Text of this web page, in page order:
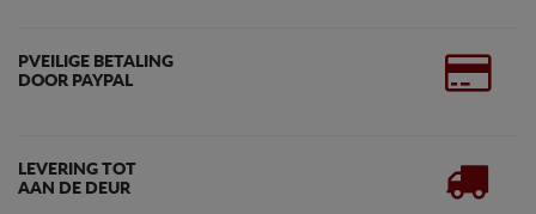
PVEILIGE BETALING
DOOR PAYPAL
LEVERING TOT
AAN DE DEUR